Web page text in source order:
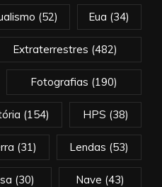
(52) Eua (34)
Extraterrestres (482)
Fotografias (190)
(154) HPS (38)
(31) Lendas (53)
(30) Nave (43)